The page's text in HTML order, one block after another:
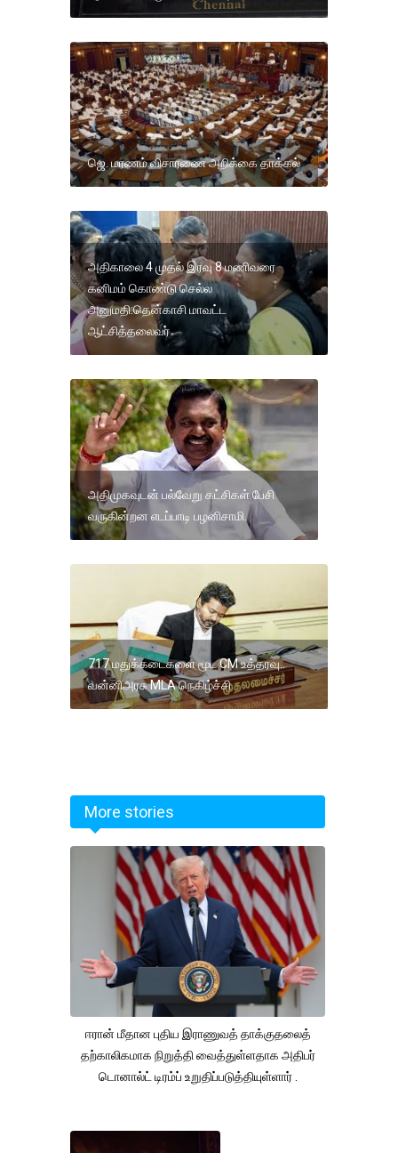
ஜெ. மரணம் விசாரணை அறிக்கை தாக்கல்
அதிகாலை 4 முதல் இரவு 8 மணிவரை
கனிமம் கொண்டு செல்ல
அனுமதி:தென்காசி மாவட்ட
ஆட்சித்தலைவர்
அதிமுகவுடன் பல்வேறு கட்சிகள் பேசி
வருகின்றன எடப்பாடி பழனிசாமி.
717 மதுக்கடைகளை மூட CM உத்தரவு..
வன்னிஅரசு MLA நெகிழ்ச்சி
More stories
ஈரான் மீதான புதிய இராணுவத் தாக்குதலைத்
தற்காலிகமாக நிறுத்தி வைத்துள்ளதாக அதிபர்
டொனால்ட் டிரம்ப் உறுதிப்படுத்தியுள்ளார் .